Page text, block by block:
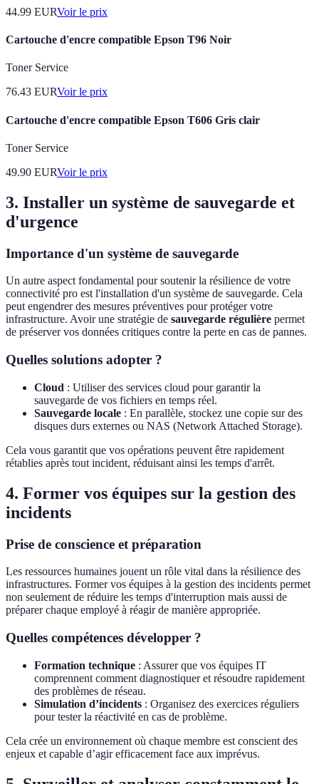
44.99 EURVoir le prix
Cartouche d'encre compatible Epson T96 Noir
Toner Service
76.43 EURVoir le prix
Cartouche d'encre compatible Epson T606 Gris clair
Toner Service
49.90 EURVoir le prix
3. Installer un système de sauvegarde et
d'urgence
Importance d'un système de sauvegarde
Un autre aspect fondamental pour soutenir la résilience de votre
connectivité pro est l'installation d'un système de sauvegarde. Cela
peut engendrer des mesures préventives pour protéger votre
infrastructure. Avoir une stratégie de sauvegarde régulière permet
de préserver vos données critiques contre la perte en cas de pannes.
Quelles solutions adopter ?
Cloud : Utiliser des services cloud pour garantir la
sauvegarde de vos fichiers en temps réel.
Sauvegarde locale : En parallèle, stockez une copie sur des
disques durs externes ou NAS (Network Attached Storage).
Cela vous garantit que vos opérations peuvent être rapidement
rétablies après tout incident, réduisant ainsi les temps d'arrêt.
4. Former vos équipes sur la gestion des
incidents
Prise de conscience et préparation
Les ressources humaines jouent un rôle vital dans la résilience des
infrastructures. Former vos équipes à la gestion des incidents permet
non seulement de réduire les temps d'interruption mais aussi de
préparer chaque employé à réagir de manière appropriée.
Quelles compétences développer ?
Formation technique : Assurer que vos équipes IT
comprennent comment diagnostiquer et résoudre rapidement
des problèmes de réseau.
Simulation d’incidents : Organisez des exercices réguliers
pour tester la réactivité en cas de problème.
Cela crée un environnement où chaque membre est conscient des
enjeux et capable d’agir efficacement face aux imprévus.